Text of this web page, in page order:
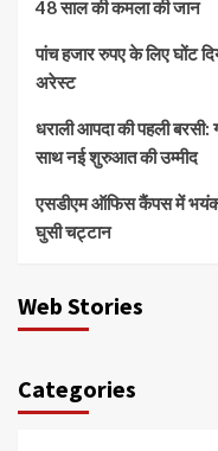
48 साल की कमला की जान
पांच हजार रुपए के लिए घोंट
अरेस्ट
धराली आपदा की पहली बरसी:
साथ नई शुरुआत की उम्मीद
एसडीएम ऑफिस कैंपस में
घुसी चट्टान
Web Stories
Categories